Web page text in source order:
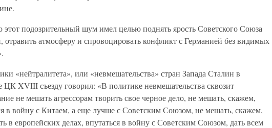
этот подозрительный шум имел целью поднять ярость Советского Союза
отравить атмосферу и спровоцировать конфликт с Германией без видимых
«нейтралитета», или «невмешательства» стран Запада Сталин в
ЦК XVIII съезду говорил: «В политике невмешательства сквозит
не мешать агрессорам творить свое черное дело, не мешать, скажем,
в войну с Китаем, а еще лучше с Советским Союзом, не мешать, скажем,
в европейских делах, впутаться в войну с Советским Союзом, дать всем